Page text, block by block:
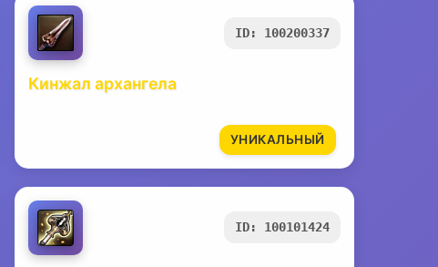
ID: 100200337
Кинжал архангела
УНИКАЛЬНЫЙ
ID: 100101424